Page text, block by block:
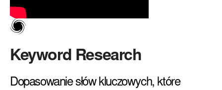
Keyword Research
Dopasowanie słów kluczowych, które